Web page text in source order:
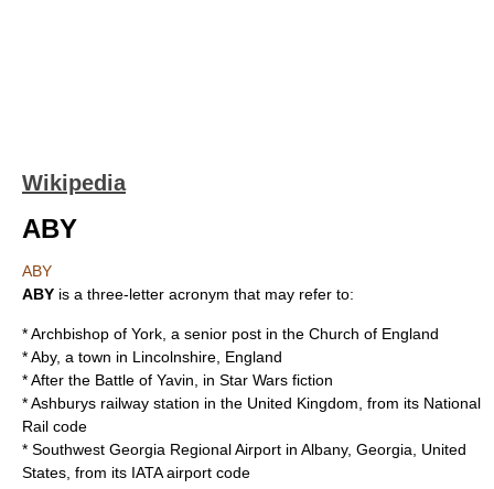
Wikipedia
ABY
ABY
ABY is a three-letter acronym that may refer to:
*Archbishop of York , a senior post in the Church of England
*Aby, a town in Lincolnshire, England
*After the Battle of Yavin , in Star Wars fiction
*Ashburys railway station in the United Kingdom, from its National
Rail code
* Southwest Georgia Regional Airport in Albany, Georgia, United
States, from its IATA airport code